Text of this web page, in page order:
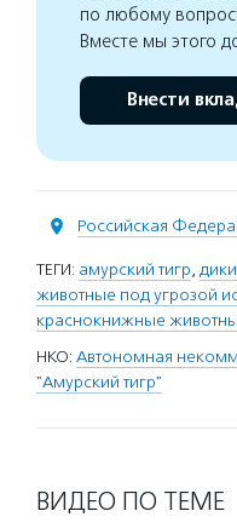
по любому
Вместе мы этого
Внести
Российская
ТЕГИ: амурский тигр,
животные под угрозой
краснокнижные
НКО: Автономная
"Амурский тигр"
ВИДЕО ПО ТЕМЕ